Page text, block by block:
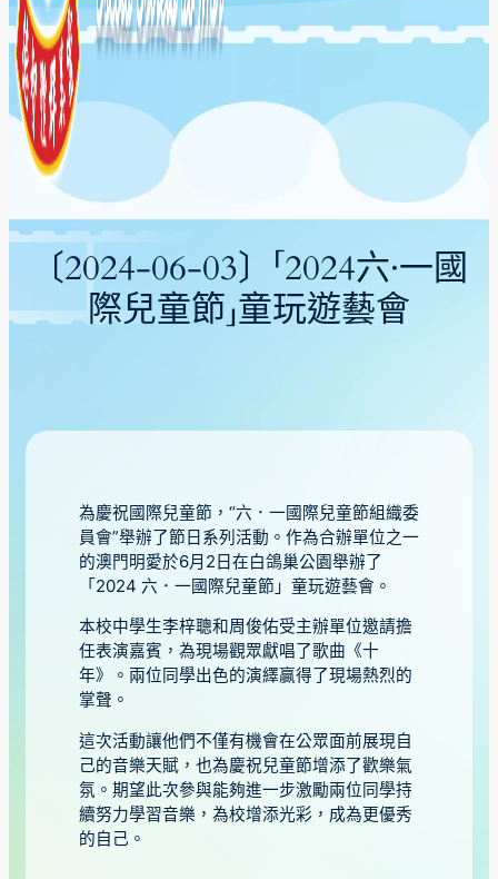
〔2024-06-03〕「2024六·一國
際兒童節」童玩遊藝會
為慶祝國際兒童節，“六．一國際兒童節組織委
員會”舉辦了節日系列活動。作為合辦單位之一
的澳門明愛於6月2日在白鴿巢公園舉辦了
「2024 六．一國際兒童節」童玩遊藝會。
本校中學生李梓聰和周俊佑受主辦單位邀請擔
任表演嘉賓，為現場觀眾獻唱了歌曲《十
年》。兩位同學出色的演繹贏得了現場熱烈的
掌聲。
這次活動讓他們不僅有機會在公眾面前展現自
己的音樂天賦，也為慶祝兒童節增添了歡樂氣
氛。期望此次參與能夠進一步激勵兩位同學持
續努力學習音樂，為校增添光彩，成為更優秀
的自己。